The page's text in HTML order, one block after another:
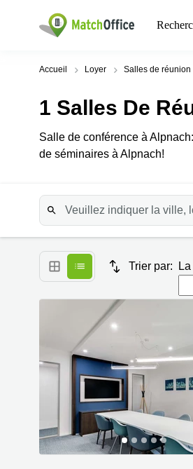
Accueil Loyer Salles de réunion
1 Salles De
Salle de conférence à
de séminaires à Alpnach!
Trier par: